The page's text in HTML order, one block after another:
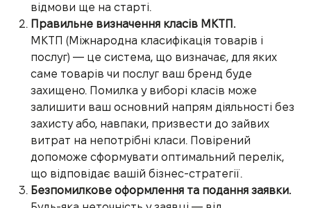
відмови ще на старті.
Правильне визначення класів МКТП.
МКТП (Міжнародна класифікація товарів і
послуг) — це система, що визначає, для яких
саме товарів чи послуг ваш бренд буде
захищено. Помилка у виборі класів може
залишити ваш основний напрям діяльності без
захисту або, навпаки, призвести до зайвих
витрат на непотрібні класи. Повірений
допоможе сформувати оптимальний перелік,
що відповідає вашій бізнес-стратегії.
Безпомилкове оформлення та подання заявки.